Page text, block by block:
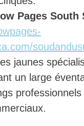
Pages South
jaunes
un large